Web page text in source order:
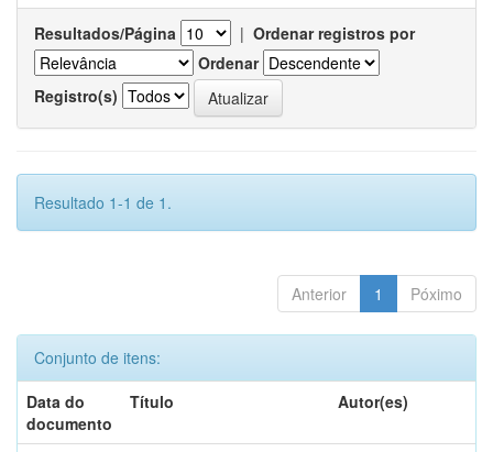
Resultados/Página | Ordenar registros por
Ordenar
Registro(s)
Resultado 1-1 de 1.
Anterior 1 Póximo
Conjunto de itens:
Data do
documento
Título Autor(es)